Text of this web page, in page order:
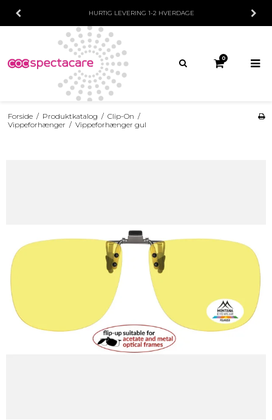
HURTIG LEVERING 1-2 HVERDAGE
0
Forside / Produktkatalog / Clip-On /
Vippeforhænger / Vippeforhænger gul